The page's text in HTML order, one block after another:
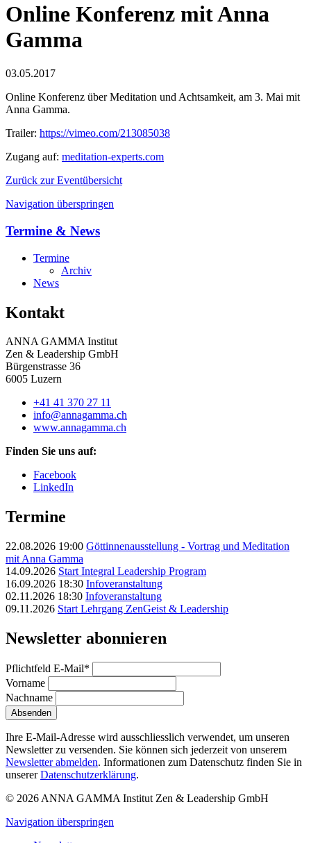
Online Konferenz mit Anna
Gamma
03.05.2017
Online Konferenz über Meditation und Achtsamkeit, am 3. Mai mit
Anna Gamma.
Trailer: https://vimeo.com/213085038
Zugang auf: meditation-experts.com
Zurück zur Eventübersicht
Navigation überspringen
Termine & News
Termine
Archiv
News
Kontakt
ANNA GAMMA Institut
Zen & Leadership GmbH
Bürgenstrasse 36
6005 Luzern
+41 41 370 27 11
info@annagamma.ch
www.annagamma.ch
Finden Sie uns auf:
Facebook
LinkedIn
Termine
22.08.2026 19:00 Göttinnenausstellung - Vortrag und Meditation
mit Anna Gamma
14.09.2026 Start Integral Leadership Program
16.09.2026 18:30 Infoveranstaltung
02.11.2026 18:30 Infoveranstaltung
09.11.2026 Start Lehrgang ZenGeist & Leadership
Newsletter abonnieren
Pflichtfeld E-Mail*
Vorname
Nachname
Absenden
Ihre E-Mail-Adresse wird ausschliesslich verwendet, um unseren
Newsletter zu versenden. Sie können sich jederzeit von unserem
Newsletter abmelden. Informationen zum Datenschutz finden Sie in
unsererDatenschutzerklärung.
© 2026 ANNA GAMMA Institut Zen & Leadership GmbH
Navigation überspringen